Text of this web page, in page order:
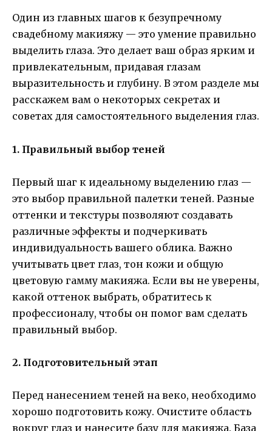
Один из главных шагов к безупречному
свадебному макияжу — это умение правильно
выделить глаза. Это делает ваш образ ярким и
привлекательным, придавая глазам
выразительность и глубину. В этом разделе мы
расскажем вам о некоторых секретах и
советах для самостоятельного выделения глаз.
1. Правильный выбор теней
Первый шаг к идеальному выделению глаз —
это выбор правильной палетки теней. Разные
оттенки и текстуры позволяют создавать
различные эффекты и подчеркивать
индивидуальность вашего облика. Важно
учитывать цвет глаз, тон кожи и общую
цветовую гамму макияжа. Если вы не уверены,
какой оттенок выбрать, обратитесь к
профессионалу, чтобы он помог вам сделать
правильный выбор.
2. Подготовительный этап
Перед нанесением теней на веко, необходимо
хорошо подготовить кожу. Очистите область
вокруг глаз и нанесите базу для макияжа. База